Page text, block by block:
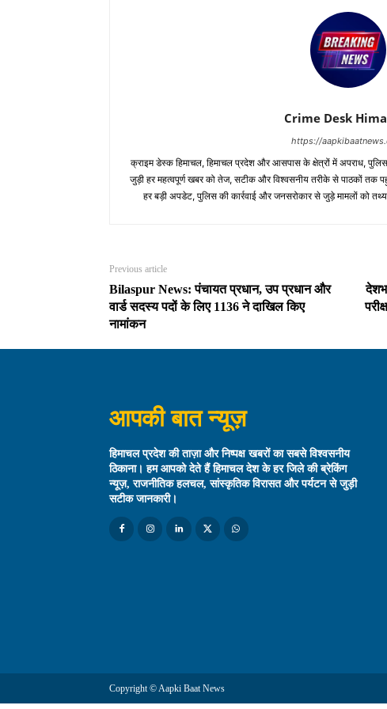
Crime Desk
https://
क्राइम डेस्क हिमाचल, हिमाचल प्रदेश और आसपास के क्षेत्रों में अपराध,
जुड़ी हर महत्वपूर्ण खबर को तेज, सटीक और विश्वसनीय तरीके से पाठकों तक
हर बड़ी अपडेट, पुलिस की कार्रवाई और जनसरोकार से जुड़े मामलों को
Previous article
Bilaspur News: पंचायत प्रधान, उप प्रधान और
वार्ड सदस्य पदों के लिए 1136 ने दाखिल किए
नामांकन
आपकी बात न्यूज़
हिमाचल प्रदेश की ताज़ा और निष्पक्ष खबरों का सबसे विश्वसनीय
ठिकाना। हम आपको देते हैं हिमाचल देश के हर जिले की ब्रेकिंग
न्यूज़, राजनीतिक हलचल, सांस्कृतिक विरासत और पर्यटन से जुड़ी
सटीक जानकारी।
Copyright © Aapki Baat News